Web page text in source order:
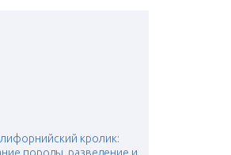
кролик: